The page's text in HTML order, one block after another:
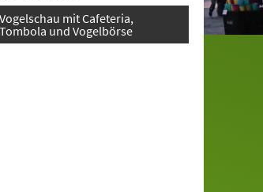
Vogelschau mit Cafeteria,
Tombola und Vogelbörse